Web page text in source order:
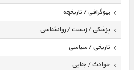
بیوگرافی / تاریخچه
پزشکی / زیست / روانشناسی
تاریخی / سیاسی
حوادث / جنایی